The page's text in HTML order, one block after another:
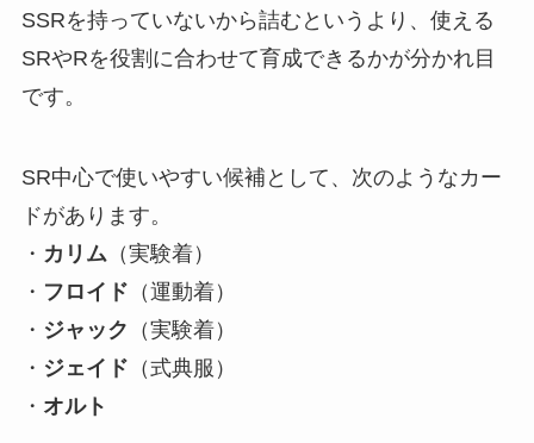
SSRを持っていないから詰むというより、使える
SRやRを役割に合わせて育成できるかが分かれ目
です。
SR中心で使いやすい候補として、次のようなカー
ドがあります。
・ カリム （実験着）
・ フロイド （運動着）
・ ジャック （実験着）
・ ジェイド （式典服）
・ オルト